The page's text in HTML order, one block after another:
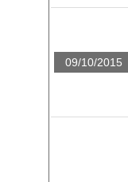
09/10/2015